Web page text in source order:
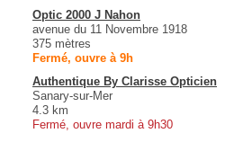
Optic 2000 J Nahon
avenue du 11 Novembre 1918
375 mètres
Fermé, ouvre à 9h
Authentique By Clarisse Opticien
Sanary-sur-Mer
4.3 km
Fermé, ouvre mardi à 9h30